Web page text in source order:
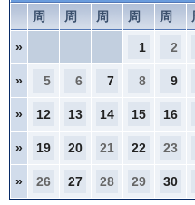
周 周 周 周 周
» 1 2
» 5 6 7 8 9
» 12 13 14 15 16
» 19 20 21 22 23
» 26 27 28 29 30